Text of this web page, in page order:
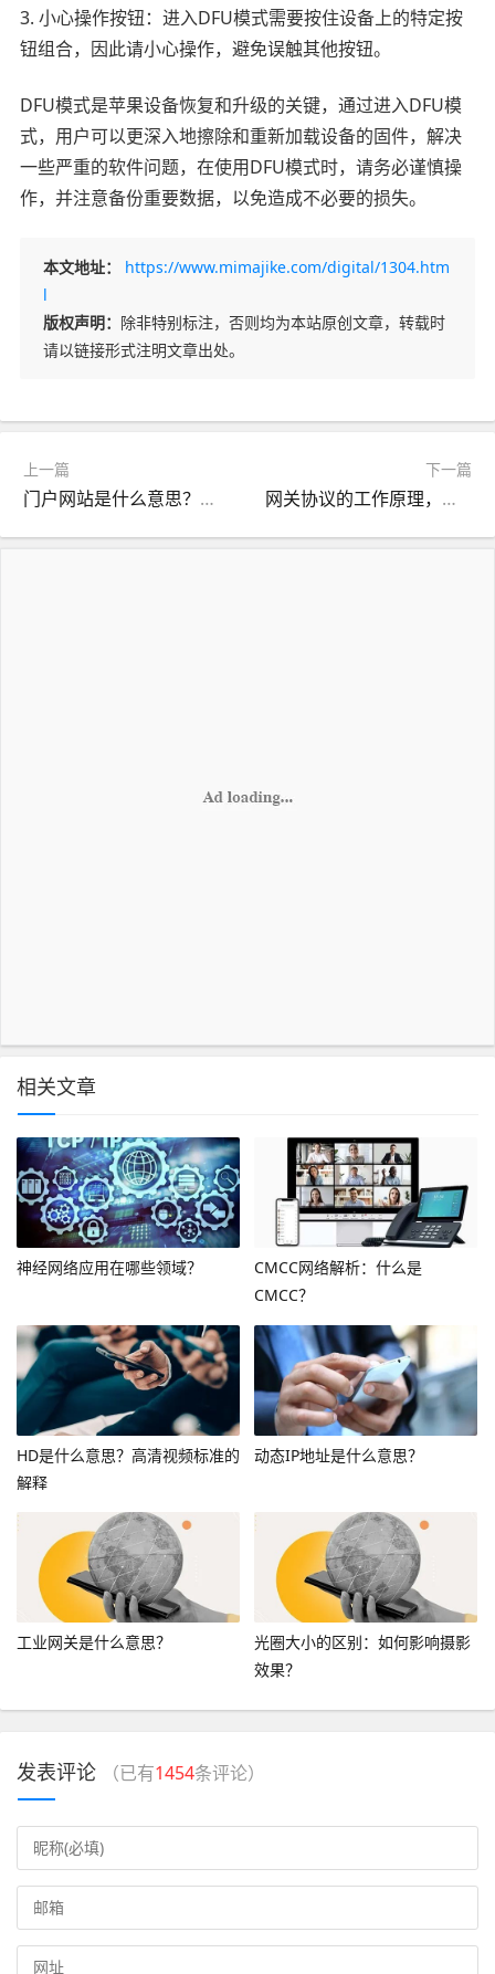
3. 小心操作按钮：进入DFU模式需要按住设备上的特定按
钮组合，因此请小心操作，避免误触其他按钮。
DFU模式是苹果设备恢复和升级的关键，通过进入DFU模
式，用户可以更深入地擦除和重新加载设备的固件，解决
一些严重的软件问题，在使用DFU模式时，请务必谨慎操
作，并注意备份重要数据，以免造成不必要的损失。
本文地址：
https://www.mimajike.com/digital/1304.htm
l
版权声明： 除非特别标注，否则均为本站原创文章，转载时
请以链接形式注明文章出处。
上一篇
门户网站是什么意思？成为信息中心的网络平台
下一篇
网关协议的工作原理，分享网络连接的核心技术
相关文章
神经网络应用在哪些领域？
CMCC网络解析：什么是
CMCC？
HD是什么意思？高清视频标准的
解释
动态IP地址是什么意思？
工业网关是什么意思？
光圈大小的区别：如何影响摄影
效果？
发表评论 （已有1454条评论）